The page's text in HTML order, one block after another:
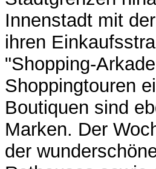
Innenstadt mit
ihren
"Shopping-
Shoppingtouren
Boutiquen sind
Marken. Der
der